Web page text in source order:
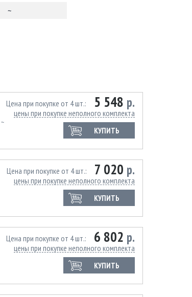
~
5 548 р.
Цена при покупке от 4 шт.
цены при покупке неполного комплекта
КУПИТЬ
~
7 020 р.
Цена при покупке от 4 шт.
цены при покупке неполного комплекта
КУПИТЬ
6 802 р.
Цена при покупке от 4 шт.
цены при покупке неполного комплекта
КУПИТЬ